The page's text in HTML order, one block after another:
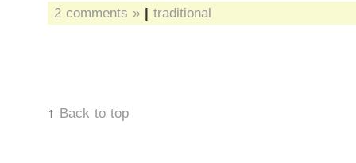
2 comments » | traditional
↑ Back to top